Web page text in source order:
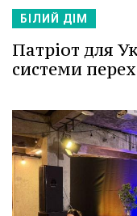
БІЛИЙ ДІМ
Патріот для
системи